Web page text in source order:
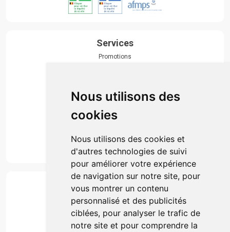
Nous utilisons des
cookies
Nous utilisons des cookies et
d'autres technologies de suivi
pour améliorer votre expérience
de navigation sur notre site, pour
vous montrer un contenu
personnalisé et des publicités
ciblées, pour analyser le trafic de
notre site et pour comprendre la
Services
Promotions
Actualités & conseils
Événements
Marques
Suivez-nous
Paiement
Simple, rapide et 100% sécurisé